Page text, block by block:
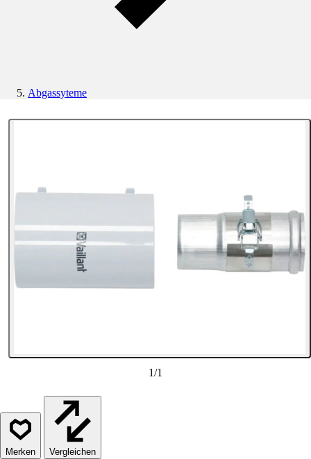
Abgassyteme
1/1
Vergleichen